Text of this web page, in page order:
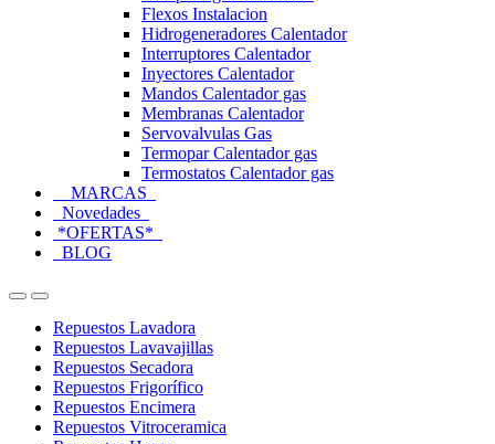
Flexos Instalacion
Hidrogeneradores Calentador
Interruptores Calentador
Inyectores Calentador
Mandos Calentador gas
Membranas Calentador
Servovalvulas Gas
Termopar Calentador gas
Termostatos Calentador gas
MARCAS
Novedades
*OFERTAS*
BLOG
OpenClose
Repuestos Lavadora
Repuestos Lavavajillas
Repuestos Secadora
Repuestos Frigorífico
Repuestos Encimera
Repuestos Vitroceramica